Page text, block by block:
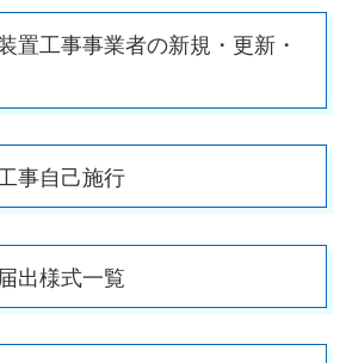
置工事事業者の新規・更新・
事自己施行
出様式一覧